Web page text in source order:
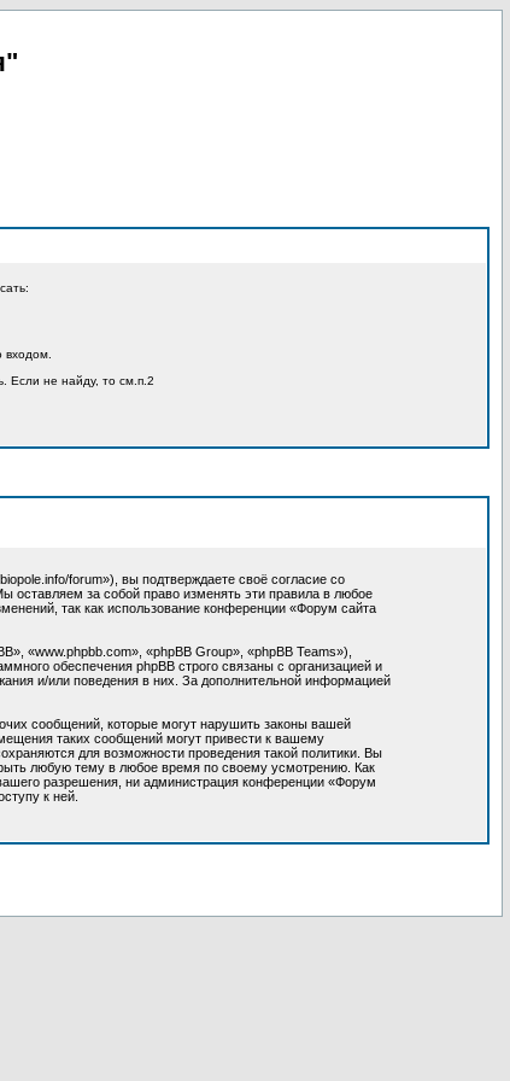
входом.
Если не найду, то см.п.2
forum»), вы подтверждаете своё согласие со
за собой право изменять эти правила в любое
так как использование конференции «Форум сайта
«www.phpbb.com», «phpBB Group», «phpBB Teams»),
обеспечения phpBB строго связаны с организацией и
и/или поведения в них. За дополнительной информацией
сообщений, которые могут нарушить законы вашей
таких сообщений могут привести к вашему
для возможности проведения такой политики. Вы
любую тему в любое время по своему усмотрению. Как
разрешения, ни администрация конференции «Форум
к ней.